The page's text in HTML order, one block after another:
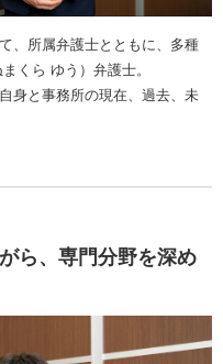
、所属弁護士とともに、多種
くら ゆう）弁護士。
身と事務所の現在、過去、未
ら、専門分野を深め